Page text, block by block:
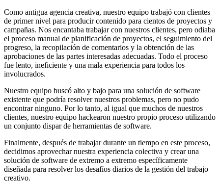
Como antigua agencia creativa, nuestro equipo trabajó con clientes
de primer nivel para producir contenido para cientos de proyectos y
campañas. Nos encantaba trabajar con nuestros clientes, pero odiaba
el proceso manual de planificación de proyectos, el seguimiento del
progreso, la recopilación de comentarios y la obtención de las
aprobaciones de las partes interesadas adecuadas. Todo el proceso
fue lento, ineficiente y una mala experiencia para todos los
involucrados.
Nuestro equipo buscó alto y bajo para una solución de software
existente que podría resolver nuestros problemas, pero no pudo
encontrar ninguno. Por lo tanto, al igual que muchos de nuestros
clientes, nuestro equipo hackearon nuestro propio proceso utilizando
un conjunto dispar de herramientas de software.
Finalmente, después de trabajar durante un tiempo en este proceso,
decidimos aprovechar nuestra experiencia colectiva y crear una
solución de software de extremo a extremo específicamente
diseñada para resolver los desafíos diarios de la gestión del trabajo
creativo.